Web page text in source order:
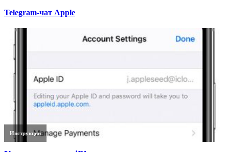
Telegram-чат Apple
Инструкции